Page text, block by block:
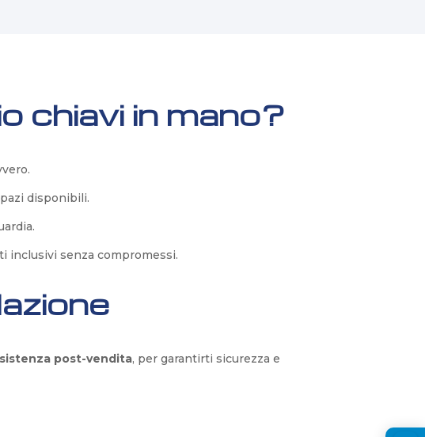
chiavi in mano?
disponibili.
inclusivi senza compromessi.
post-vendita, per garantirti sicurezza e